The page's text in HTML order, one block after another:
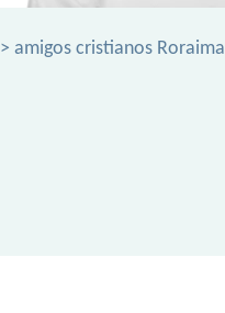
> amigos cristianos Roraima